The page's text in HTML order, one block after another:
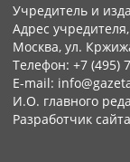
Учредитель и
Адрес
Москва, ул.
Телефон: +7 (495)
E-mail:
И.О. главного
Разработчик